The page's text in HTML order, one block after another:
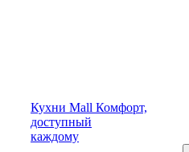
Кухни Mall Комфорт,
доступный
каждому